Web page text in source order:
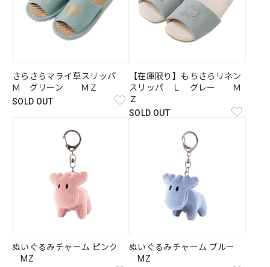
さらさらマライ草スリッパ
Ｍ グリーン ＭＺ
SOLD OUT
【在庫限り】もちさらリネン
スリッパ Ｌ グレー Ｍ
Ｚ
SOLD OUT
ぬいぐるみチャーム ピンク
MZ
ぬいぐるみチャーム ブルー
MZ